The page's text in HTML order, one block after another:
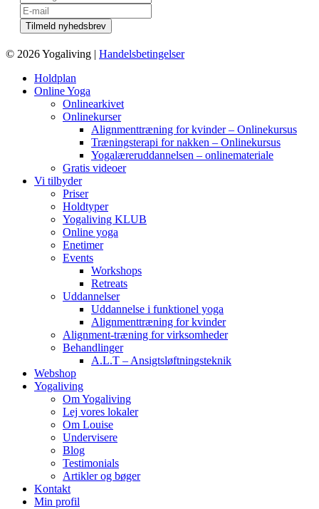
© 2026 Yogaliving | Handelsbetingelser
Holdplan
Online Yoga
Onlinearkivet
Onlinekurser
Alignmenttræning for kvinder – Onlinekursus
Træningsterapi for nakken – Onlinekursus
Yogalæreruddannelsen – onlinemateriale
Gratis videoer
Vi tilbyder
Priser
Holdtyper
Yogaliving KLUB
Online yoga
Enetimer
Events
Workshops
Retreats
Uddannelser
Uddannelse i funktionel yoga
Alignmenttræning for kvinder
Alignment-træning for virksomheder
Behandlinger
A.L.T – Ansigtsløftningsteknik
Webshop
Yogaliving
Om Yogaliving
Lej vores lokaler
Om Louise
Undervisere
Blog
Testimonials
Artikler og bøger
Kontakt
Min profil